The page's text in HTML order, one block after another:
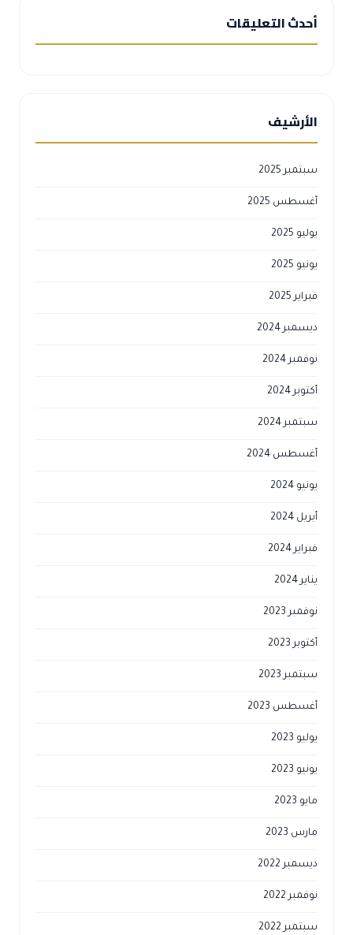
أحدث التعليقات
الأرشيف
سبتمبر 2025
أغسطس 2025
يوليو 2025
يونيو 2025
فبراير 2025
ديسمبر 2024
نوفمبر 2024
أكتوبر 2024
سبتمبر 2024
أغسطس 2024
يونيو 2024
أبريل 2024
فبراير 2024
يناير 2024
نوفمبر 2023
أكتوبر 2023
سبتمبر 2023
أغسطس 2023
يوليو 2023
يونيو 2023
مايو 2023
مارس 2023
ديسمبر 2022
نوفمبر 2022
سبتمبر 2022